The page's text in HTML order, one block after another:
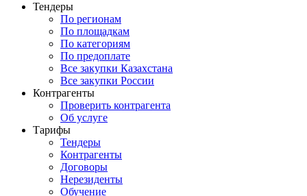
Тендеры
По регионам
По площадкам
По категориям
По предоплате
Все закупки Казахстана
Все закупки России
Контрагенты
Проверить контрагента
Об услуге
Тарифы
Тендеры
Контрагенты
Договоры
Нерезиденты
Обучение